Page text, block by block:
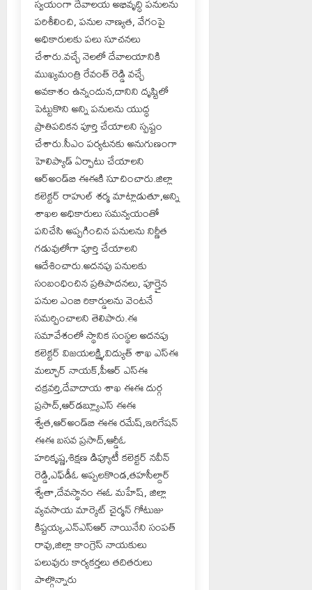
పరిశీలించి, పనుల నాణ్యత, వేగంపై
అధికారులకు పలు సూచనలు
చేశారు.వచ్చే నెలలో దేవాలయానికి
ముఖ్యమంత్రి రేవంత్ రెడ్డి వచ్చే
అవకాశం ఉన్నందున,దానిని దృష్టిలో
పెట్టుకొని అన్ని పనులను యుద్ధ
ప్రాతిపదికన పూర్తి చేయాలని స్పష్టం
చేశారు.సీఎం పర్యటనకు అనుగుణంగా
హెలిప్యాడ్ ఏర్పాటు చేయాలని
ఆర్‌అండ్‌బి ఈఈకి సూచించారు.జిల్లా
కలెక్టర్ రాహుల్ శర్మ మాట్లాడుతూ,అన్ని
శాఖల అధికారులు సమన్వయంతో
పనిచేసి అప్పగించిన పనులను నిర్ణీత
గడువులోగా పూర్తి చేయాలని
ఆదేశించారు.అదనపు పనులకు
సంబంధించిన ప్రతిపాదనలు, పూర్తైన
పనుల ఎంబి రికార్డులను వెంటనే
సమర్పించాలని తెలిపారు.ఈ
సమావేశంలో స్థానిక సంస్థల అదనపు
కలెక్టర్ విజయలక్ష్మి,విద్యుత్ శాఖ ఎస్‌ఈ
మల్చూర్ నాయక్,పీఆర్ ఎస్‌ఈ
చక్రవర్తి,దేవాదాయ శాఖ ఈఈ దుర్గ
ప్రసాద్,ఆర్‌డబ్ల్యూఎస్ ఈఈ
శ్వేత,ఆర్‌అండ్‌బి ఈఈ రమేష్,ఇరిగేషన్
ఈఈ బసవ ప్రసాద్,ఆర్డీఓ
హరికృష్ణ,శిక్షణ డిప్యూటీ కలెక్టర్ నవీన్
రెడ్డి,ఎఫ్‌డీఓ అప్పలకొండ,తహసీల్దార్
శ్వేతా,దేవస్థానం ఈఓ మహేష్, జిల్లా
వ్యవసాయ మార్కెట్ చైర్మన్ గోటుజు
కిష్టయ్య,ఎన్ఎస్ఆర్ నాయినేని సంపత్
రావు,జిల్లా కాంగ్రెస్ నాయకులు
పలువురు కార్యకర్తలు తదితరులు
పాల్గొన్నారు